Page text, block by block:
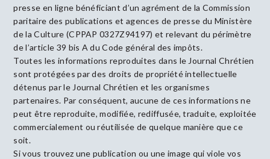
presse en ligne bénéficiant d’un agrément de la Commission
paritaire des publications et agences de presse du Ministère
de la Culture (CPPAP 0327Z94197) et relevant du périmètre
de l’article 39 bis A du Code général des impôts.
Toutes les informations reproduites dans le Journal Chrétien
sont protégées par des droits de propriété intellectuelle
détenus par le Journal Chrétien et les organismes
partenaires. Par conséquent, aucune de ces informations ne
peut être reproduite, modifiée, rediffusée, traduite, exploitée
commercialement ou réutilisée de quelque manière que ce
soit.
Si vous trouvez une publication ou une image qui viole vos